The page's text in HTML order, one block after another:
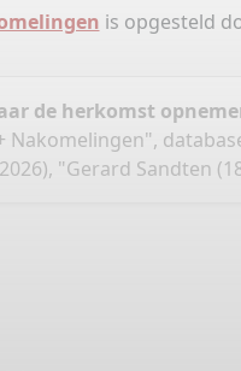
is opgesteld
de herkomst
Nakomelingen",
"Gerard Sandten